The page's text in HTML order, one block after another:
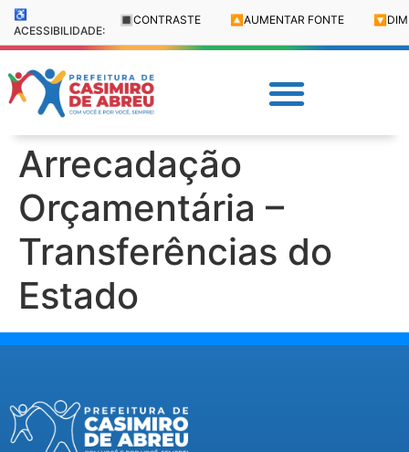
♿
ACESSIBILIDADE:
🔳 CONTRASTE 🔼 AUMENTAR FONTE 🔽
Arrecadação
Orçamentária –
Transferências do
Estado